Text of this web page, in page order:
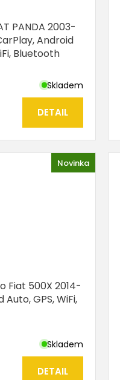
PANDA 2003-
Android
Bluetooth
Skladem
DETAIL
Novinka
Fiat 500X 2014-
GPS, WiFi,
Skladem
DETAIL